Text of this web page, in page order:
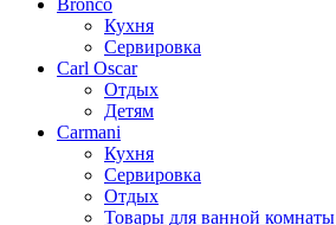
Bronco
Кухня
Сервировка
Carl Oscar
Отдых
Детям
Carmani
Кухня
Сервировка
Отдых
Товары для ванной комнаты